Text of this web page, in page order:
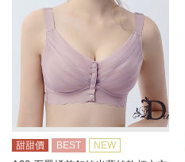
甜甜價 BEST NEW